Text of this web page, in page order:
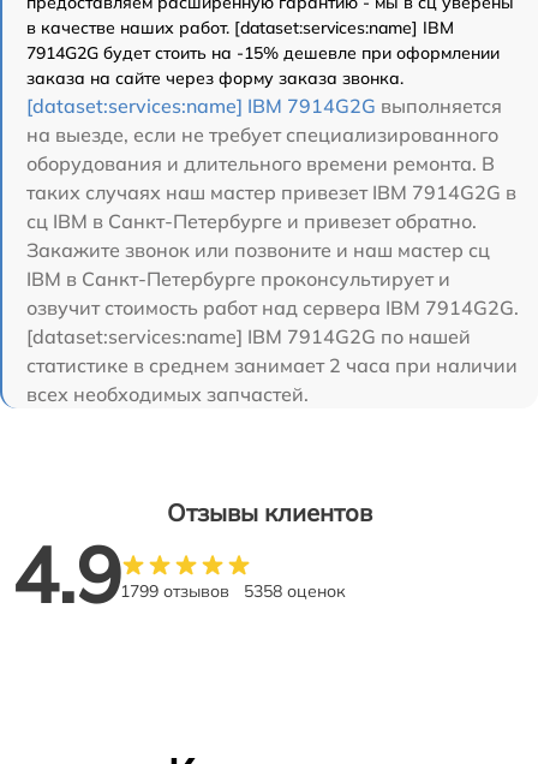
в качестве наших работ. [dataset:services:name] IBM
7914G2G будет стоить на -15% дешевле при оформлении
заказа на сайте через форму заказа звонка.
[dataset:services:name] IBM 7914G2G выполняется
на выезде, если не требует специализированного
оборудования и длительного времени ремонта. В
таких случаях наш мастер привезет IBM 7914G2G в
сц IBM в Санкт-Петербурге и привезет обратно.
Закажите звонок или позвоните и наш мастер сц
IBM в Санкт-Петербурге проконсультирует и
озвучит стоимость работ над сервера IBM 7914G2G.
[dataset:services:name] IBM 7914G2G по нашей
статистике в среднем занимает 2 часа при наличии
всех необходимых запчастей.
Отзывы клиентов
4.91799 отзывов 5358 оценок